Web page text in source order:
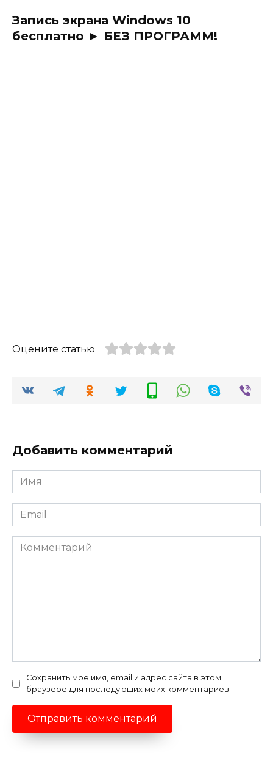
Запись экрана Windows 10
бесплатно ► БЕЗ ПРОГРАММ!
Оцените статью
Добавить комментарий
Имя
*
Email
*
Комментарий
Сохранить моё имя, email и адрес сайта в этом
браузере для последующих моих комментариев.